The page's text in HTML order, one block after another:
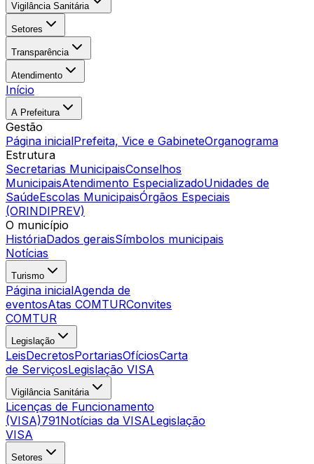
Vigilância Sanitária
Setores
Transparência
Atendimento
Início
A Prefeitura
Gestão
Página inicialPrefeita, Vice e GabineteOrganograma
Estrutura
Secretarias MunicipaisConselhos
MunicipaisAtendimento EspecializadoUnidades de
SaúdeEscolas MunicipaisÓrgãos Especiais
(ORINDIPREV)
O município
HistóriaDados geraisSímbolos municipais
Notícias
Turismo
Página inicialAgenda de
eventosAtas COMTURConvites
COMTUR
Legislação
LeisDecretosPortariasOfíciosCarta
de ServiçosLegislação VISA
Vigilância Sanitária
Licenças de Funcionamento
(VISA)791Notícias da VISALegislação
VISA
Setores